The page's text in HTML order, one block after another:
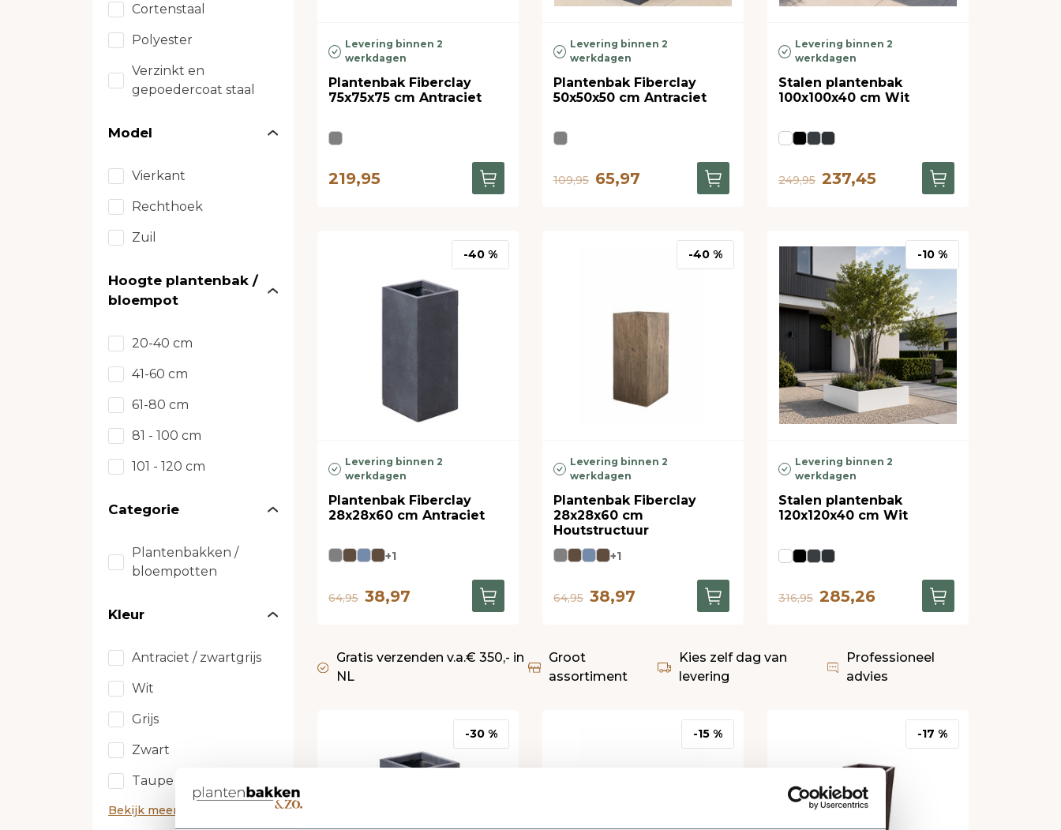
Cortenstaal
Polyester
Verzinkt en
gepoedercoat staal
Model
Vierkant
Rechthoek
Zuil
Hoogte plantenbak /
bloempot
20-40 cm
41-60 cm
61-80 cm
81 - 100 cm
101 - 120 cm
Categorie
Plantenbakken /
bloempotten
Kleur
Antraciet / zwartgrijs
Wit
Grijs
Zwart
Taupe
Bekijk meer
Levering binnen 2
werkdagen
Plantenbak Fiberclay
75x75x75 cm Antraciet
219,95
Levering binnen 2
werkdagen
Plantenbak Fiberclay
50x50x50 cm Antraciet
109,95 65,97
Levering binnen 2
werkdagen
Stalen plantenbak
100x100x40 cm Wit
249,95 237,45
-40 %
Levering binnen 2
werkdagen
Plantenbak Fiberclay
28x28x60 cm Antraciet
+1
64,95 38,97
-40 %
Levering binnen 2
werkdagen
Plantenbak Fiberclay
28x28x60 cm
Houtstructuur
+1
64,95 38,97
-10 %
Levering binnen 2
werkdagen
Stalen plantenbak
120x120x40 cm Wit
316,95 285,26
Gratis verzenden v.a.€ 350,- in
NL
Groot
assortiment
Kies zelf dag van
levering
Professioneel
advies
-30 % -15 % -17 %